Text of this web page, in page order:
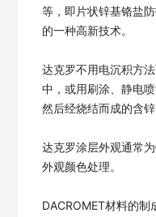
等，即片状锌基铬盐
的一种高新技术。
达克罗不用电沉积方
中，或用刷涂、静电
然后经烧结而成的含
达克罗涂层外观通常
外观颜色处理。
DACROMET材料的制